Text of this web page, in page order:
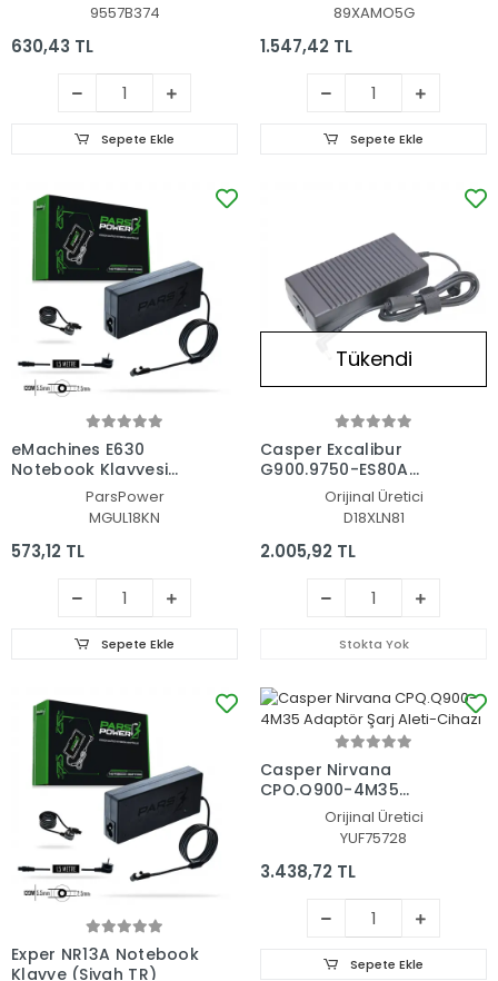
9557B374
630,43 TL
Sepete Ekle
89XAMO5G
1.547,42 TL
Sepete Ekle
eMachines E630
Notebook Klavyesi
(Siyah Tr)ParsPower
MGUL18KN
573,12 TL
Sepete Ekle
Tükendi
Casper Excalibur
G900.9750-ES80A
Uyumlu Muadil
Orijinal Üretici
D18XLN81
2.005,92 TL
Stokta Yok
Exper NR13A Notebook
Klavye (Siyah TR)
Casper Nirvana
CPQ.Q900-4M35
Adaptör Şarj Aleti-
Orijinal Üretici
YUF75728
3.438,72 TL
Sepete Ekle